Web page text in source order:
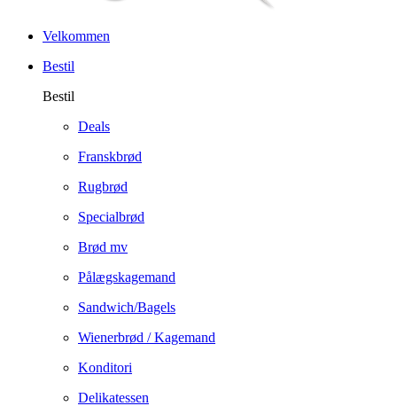
Velkommen
Bestil
Bestil
Deals
Franskbrød
Rugbrød
Specialbrød
Brød mv
Pålægskagemand
Sandwich/Bagels
Wienerbrød / Kagemand
Konditori
Delikatessen